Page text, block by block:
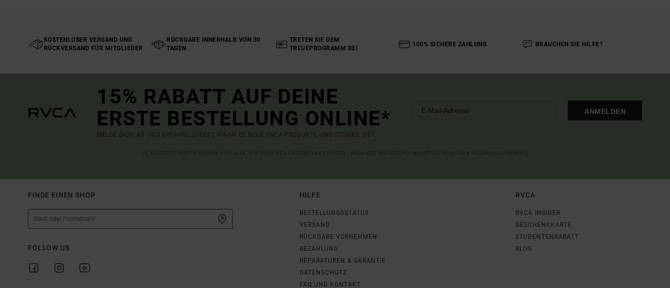
KOSTENLOSER VERSAND UND
RÜCKVERSAND FÜR MITGLIEDER
RÜCKGABE INNERHALB VON 30
TAGEN
TRETEN SIE DEM
TREUEPROGRAMM BEI
100% SICHERE ZAHLUNG BRAUCHEN SIE HILFE?
15% RABATT AUF DEINE
ERSTE BESTELLUNG ONLINE*
MELDE DICH AN UND ERFAHRE ZUERST, WANN ES NEUE RVCA PRODUKTE UND STORIES GIBT.
ANMELDEN
FINDE EINEN SHOP
FOLLOW US
HILFE
BESTELLUNGSSTATUS
VERSAND
RÜCKGABE VORNEHMEN
BEZAHLUNG
REPARATUREN & GARANTIE
DATENSCHUTZ
FAQ UND KONTAKT
RVCA
RVCA INSIDER
GESCHENKKARTE
STUDENTENRABATT
BLOG